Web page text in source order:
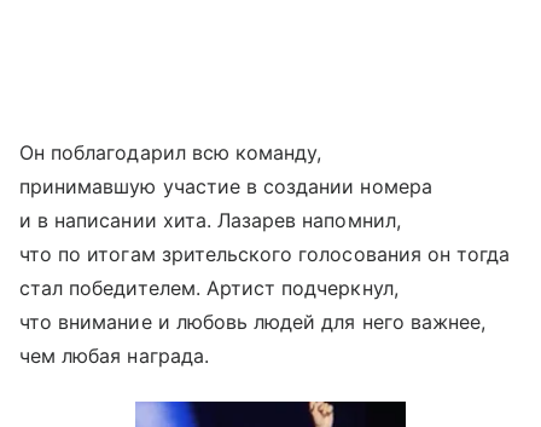
Он поблагодарил всю команду,
принимавшую участие в создании номера
и в написании хита. Лазарев напомнил,
что по итогам зрительского голосования он тогда
стал победителем. Артист подчеркнул,
что внимание и любовь людей для него важнее,
чем любая награда.